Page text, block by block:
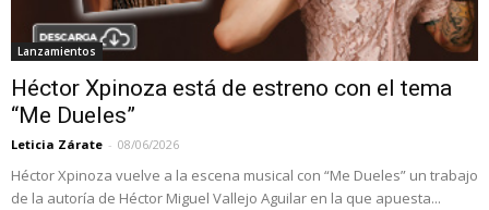
Lanzamientos
Héctor Xpinoza está de estreno con el tema
“Me Dueles”
Leticia Zárate - 08/06/2026
Héctor Xpinoza vuelve a la escena musical con “Me Dueles” un trabajo
de la autoría de Héctor Miguel Vallejo Aguilar en la que apuesta...